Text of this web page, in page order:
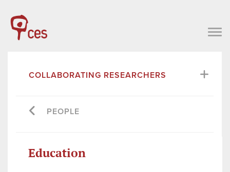
COLLABORATING RESEARCHERS
PEOPLE
Education